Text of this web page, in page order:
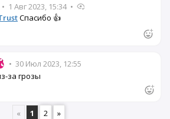
• 1 Авг 2023, 15:34 •
Спасибо 👍
• 30 Июл 2023, 12:55
за грозы
« 1 2 »